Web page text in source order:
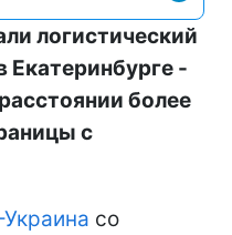
логистический
Екатеринбурге -
более
с
со